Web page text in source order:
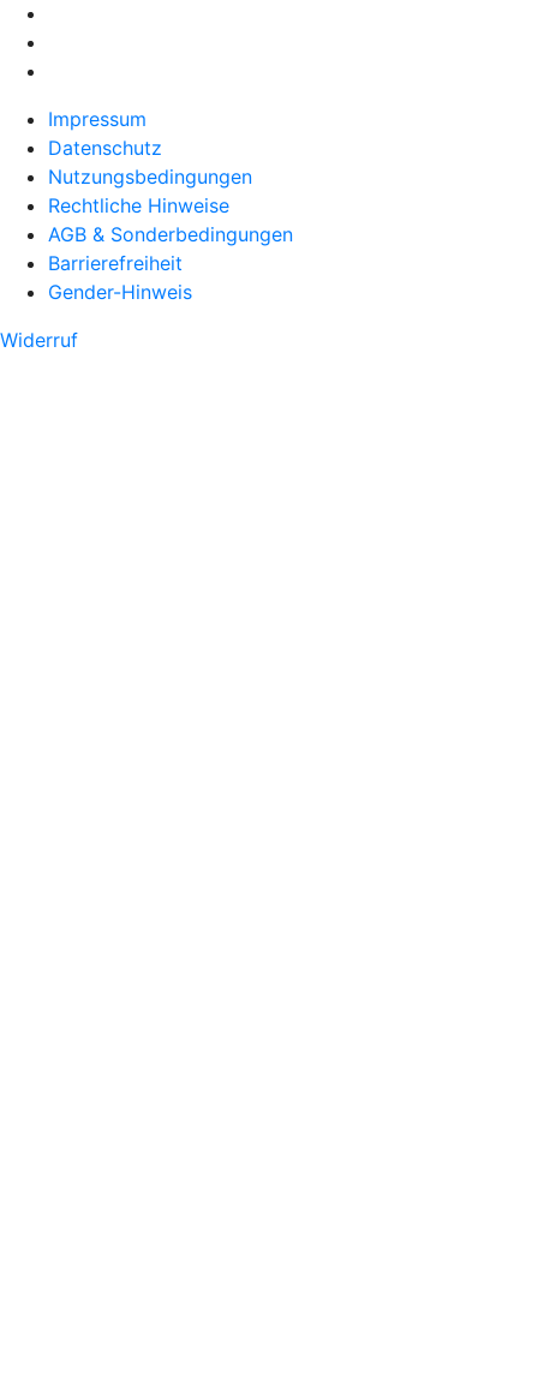
Impressum
Datenschutz
Nutzungsbedingungen
Rechtliche Hinweise
AGB & Sonderbedingungen
Barrierefreiheit
Gender-Hinweis
Widerruf